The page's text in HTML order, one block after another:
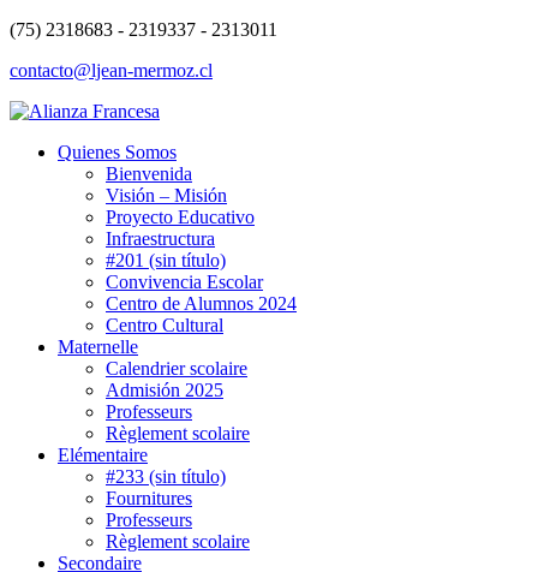
(75) 2318683 - 2319337 - 2313011
contacto@ljean-mermoz.cl
Quienes Somos
Bienvenida
Visión – Misión
Proyecto Educativo
Infraestructura
#201 (sin título)
Convivencia Escolar
Centro de Alumnos 2024
Centro Cultural
Maternelle
Calendrier scolaire
Admisión 2025
Professeurs
Règlement scolaire
Elémentaire
#233 (sin título)
Fournitures
Professeurs
Règlement scolaire
Secondaire